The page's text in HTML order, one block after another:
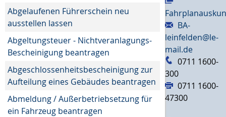
Abgelaufenen Führerschein neu
ausstellen lassen
Abgeltungsteuer - Nichtveranlagungs-
Bescheinigung beantragen
Abgeschlossenheitsbescheinigung zur
Aufteilung eines Gebäudes beantragen
Abmeldung / Außerbetriebsetzung für
ein Fahrzeug beantragen
BA-
leinfelden@le-
mail.de
0711 1600-
300
0711 1600-
47300